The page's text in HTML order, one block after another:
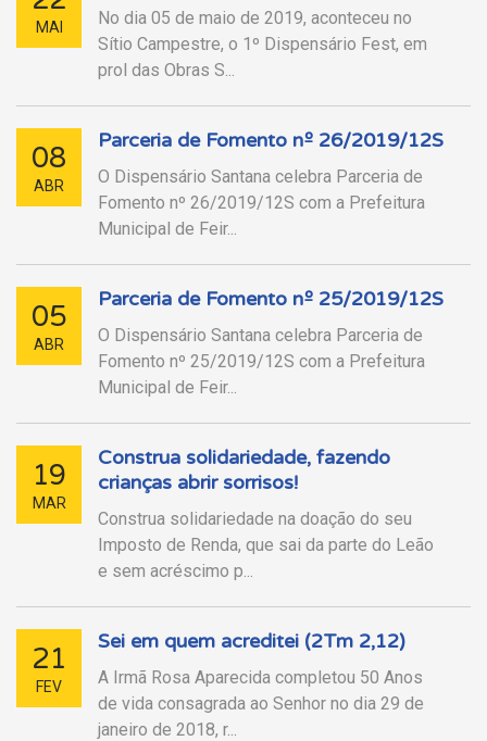
MAI
No dia 05 de maio de 2019, aconteceu no
Sítio Campestre, o 1º Dispensário Fest, em
prol das Obras S...
08
ABR
Parceria de Fomento nº 26/2019/12S
O Dispensário Santana celebra Parceria de
Fomento nº 26/2019/12S com a Prefeitura
Municipal de Feir...
05
ABR
Parceria de Fomento nº 25/2019/12S
O Dispensário Santana celebra Parceria de
Fomento nº 25/2019/12S com a Prefeitura
Municipal de Feir...
19
MAR
Construa solidariedade, fazendo
crianças abrir sorrisos!
Construa solidariedade na doação do seu
Imposto de Renda, que sai da parte do Leão
e sem acréscimo p...
21
FEV
Sei em quem acreditei (2Tm 2,12)
A Irmã Rosa Aparecida completou 50 Anos
de vida consagrada ao Senhor no dia 29 de
janeiro de 2018, r...